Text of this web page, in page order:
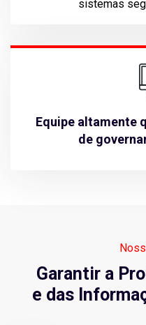
sistemas
Equipe altamente
de
Garantir a
e das